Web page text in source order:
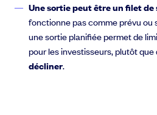
Une sortie peut être un filet de
fonctionne pas comme prévu ou
une sortie planifiée permet de
pour les investisseurs, plutôt que
décliner.